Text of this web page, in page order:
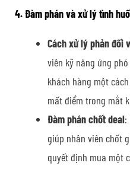
4. Đàm phán và xử lý tình
Cách xử lý phản đối
viên kỹ năng ứng
khách hàng một
mất điểm trong mắt
Đàm phán chốt deal:
giúp nhân viên chốt
quyết định mua một